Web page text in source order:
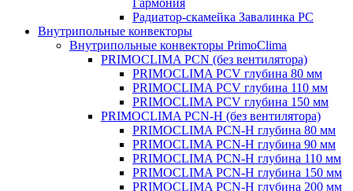
Гармония
Радиатор-скамейка Завалинка РС
Внутрипольные конвекторы
Внутрипольные конвекторы PrimoClima
PRIMOCLIMA PCN (без вентилятора)
PRIMOCLIMA PCV глубина 80 мм
PRIMOCLIMA PCV глубина 110 мм
PRIMOCLIMA PCV глубина 150 мм
PRIMOCLIMA PCN-H (без вентилятора)
PRIMOCLIMA PCN-H глубина 80 мм
PRIMOCLIMA PCN-H глубина 90 мм
PRIMOCLIMA PCN-H глубина 110 мм
PRIMOCLIMA PCN-H глубина 150 мм
PRIMOCLIMA PCN-H глубина 200 мм